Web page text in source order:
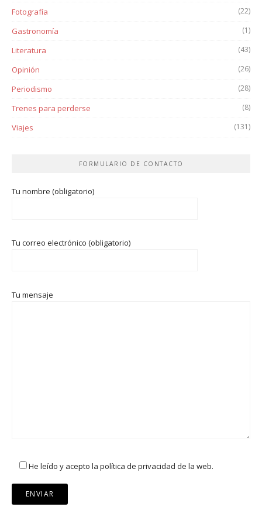
Fotografía (22)
Gastronomía (1)
Literatura (43)
Opinión (26)
Periodismo (28)
Trenes para perderse (8)
Viajes (131)
FORMULARIO DE CONTACTO
Tu nombre (obligatorio)
Tu correo electrónico (obligatorio)
Tu mensaje
He leído y acepto la política de privacidad de la web.